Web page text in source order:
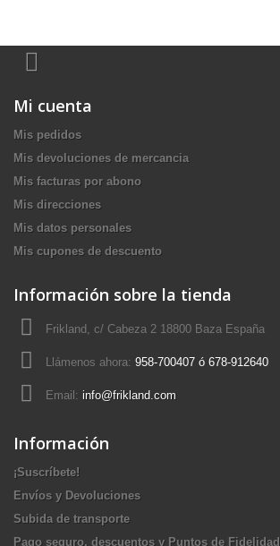
Mi cuenta
Mis pedidos
Mis devoluciones de mercancia
Mis facturas por abono
Mis direcciones
Mis datos personales
Mis cupones de descuento
Información sobre la tienda
Frikland, c/ Cabeza 2 18800 Baza España
Llámenos ahora: 958-700407 ó 678-912640
Email: info@frikland.com
Información
¡Suscríbete!
Envíos y Devoluciones
Subida de transporte
Pago seguro, descuentos y Puntos de Fidelidad